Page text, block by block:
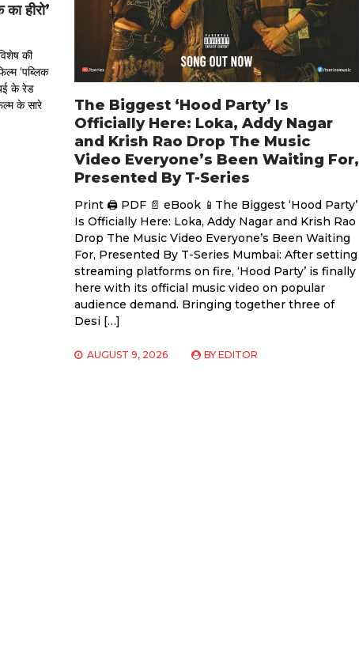
हीरो’
की
‘पब्लिक
के रेड
के सारे
The Biggest ‘Hood Party’ Is
Officially Here: Loka, Addy Nagar
and Krish Rao Drop The Music
Video Everyone’s Been Waiting For,
Presented By T-Series
Print 🖨 PDF 📄 eBook 📱The Biggest ‘Hood Party’
Is Officially Here: Loka, Addy Nagar and Krish Rao
Drop The Music Video Everyone’s Been Waiting
For, Presented By T-Series Mumbai: After setting
streaming platforms on fire, ‘Hood Party’ is finally
here with its official music video on popular
audience demand. Bringing together three of
Desi […]
AUGUST 9, 2026 BYEDITOR